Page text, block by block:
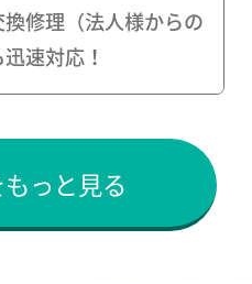
修理（法人様からの
速対応！
っと見る